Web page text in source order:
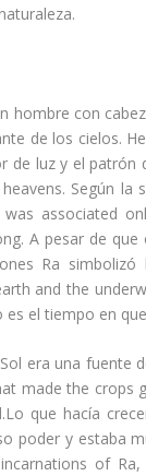
hombre con
de los cielos.
de luz y el
Según
associated
A pesar de
Ra
and the
el tiempo en
era una
made the
que hacía
poder y estaba
of